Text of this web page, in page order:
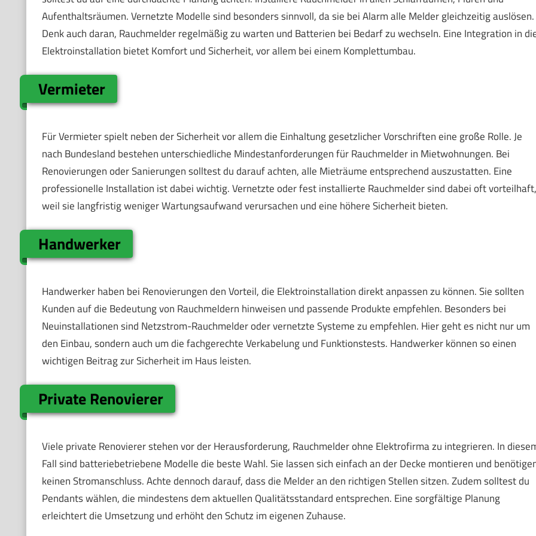
Aufenthaltsräumen. Vernetzte Modelle sind besonders sinnvoll, da sie bei Alarm alle Melder gleichzeitig auslösen.
Denk auch daran, Rauchmelder regelmäßig zu warten und Batterien bei Bedarf zu wechseln. Eine Integration in
Elektroinstallation bietet Komfort und Sicherheit, vor allem bei einem Komplettumbau.
Vermieter
Für Vermieter spielt neben der Sicherheit vor allem die Einhaltung gesetzlicher Vorschriften eine große Rolle. Je
nach Bundesland bestehen unterschiedliche Mindestanforderungen für Rauchmelder in Mietwohnungen. Bei
Renovierungen oder Sanierungen solltest du darauf achten, alle Mieträume entsprechend auszustatten. Eine
professionelle Installation ist dabei wichtig. Vernetzte oder fest installierte Rauchmelder sind dabei oft vorteilhaft,
weil sie langfristig weniger Wartungsaufwand verursachen und eine höhere Sicherheit bieten.
Handwerker
Handwerker haben bei Renovierungen den Vorteil, die Elektroinstallation direkt anpassen zu können. Sie sollten
Kunden auf die Bedeutung von Rauchmeldern hinweisen und passende Produkte empfehlen. Besonders bei
Neuinstallationen sind Netzstrom-Rauchmelder oder vernetzte Systeme zu empfehlen. Hier geht es nicht nur um
den Einbau, sondern auch um die fachgerechte Verkabelung und Funktionstests. Handwerker können so einen
wichtigen Beitrag zur Sicherheit im Haus leisten.
Private Renovierer
Viele private Renovierer stehen vor der Herausforderung, Rauchmelder ohne Elektrofirma zu integrieren. In
Fall sind batteriebetriebene Modelle die beste Wahl. Sie lassen sich einfach an der Decke montieren und
keinen Stromanschluss. Achte dennoch darauf, dass die Melder an den richtigen Stellen sitzen. Zudem solltest du
Pendants wählen, die mindestens dem aktuellen Qualitätsstandard entsprechen. Eine sorgfältige Planung
erleichtert die Umsetzung und erhöht den Schutz im eigenen Zuhause.